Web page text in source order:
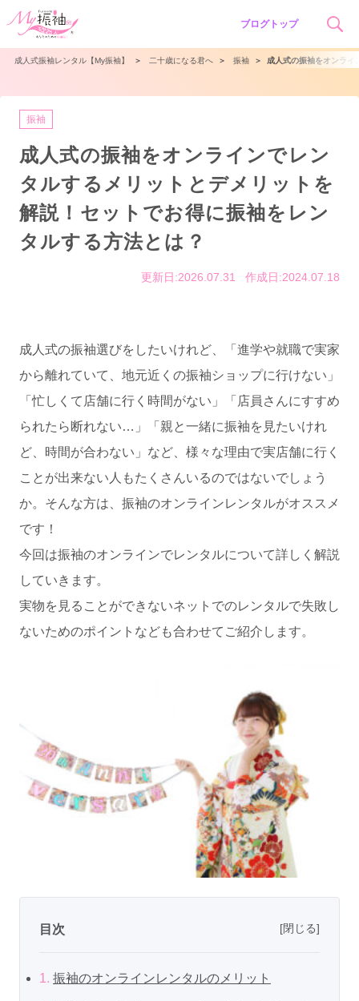
ブログトップ
成人式振袖レンタル【My振袖】 ＞ 二十歳になる君へ ＞ 振袖 ＞ 成人式の振袖をオンライ
振袖
成人式の振袖をオンラインでレン
タルするメリットとデメリットを
解説！セットでお得に振袖をレン
タルする方法とは？
更新日:2026.07.31 作成日:2024.07.18
成人式の振袖選びをしたいけれど、「進学や就職で実家
から離れていて、地元近くの振袖ショップに行けない」
「忙しくて店舗に行く時間がない」「店員さんにすすめ
られたら断れない…」「親と一緒に振袖を見たいけれ
ど、時間が合わない」など、様々な理由で実店舗に行く
ことが出来ない人もたくさんいるのではないでしょう
か。そんな方は、振袖のオンラインレンタルがオススメ
です！
今回は振袖のオンラインでレンタルについて詳しく解説
していきます。
実物を見ることができないネットでのレンタルで失敗し
ないためのポイントなども合わせてご紹介します。
目次 [閉じる]
1. 振袖のオンラインレンタルのメリット